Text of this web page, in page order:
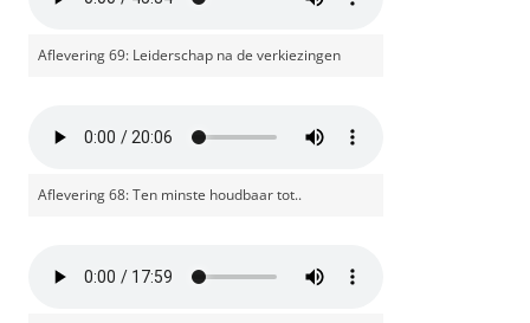
Aflevering 69: Leiderschap na de verkiezingen
Aflevering 68: Ten minste houdbaar tot..